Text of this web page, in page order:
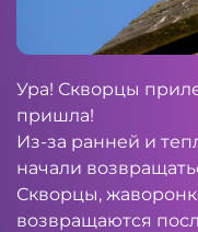
Ура! Скворцы
пришла!
Из-за ранней и
начали
Скворцы,
возвращаются